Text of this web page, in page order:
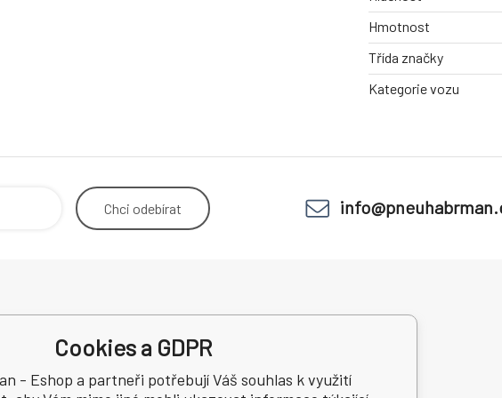
Hmotnost
Třída značky
Kategorie vozu
Chci odebírat
Reklamace
Cookies a GDPR
- Eshop a partneři potřebují Váš souhlas k využití